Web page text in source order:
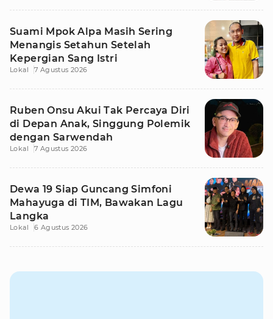
Suami Mpok Alpa Masih Sering
Menangis Setahun Setelah
Kepergian Sang Istri
Lokal 7 Agustus 2026
Ruben Onsu Akui Tak Percaya Diri
di Depan Anak, Singgung Polemik
dengan Sarwendah
Lokal 7 Agustus 2026
Dewa 19 Siap Guncang Simfoni
Mahayuga di TIM, Bawakan Lagu
Langka
Lokal 6 Agustus 2026